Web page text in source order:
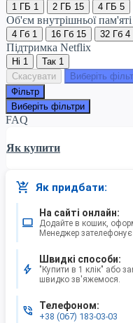
1 ГБ 1 2 ГБ 15 4 ГБ 5
Об'єм внутрішньої пам'яті
4 Гб 1 16 Гб 15 32 Гб 4
Підтримка Netflix
Ні 1 Так 1
Скасувати
Виберіть
Фільтр
Виберіть фільтри
FAQ
Як купити
shopping_cart_checkout Як придбати:
computer
На сайті онлайн:
Додайте в кошик,
Менеджер
bolt
Швидкі способи:
"Купити в 1 клік" або
швидко зв'яжемося.
phone_in_talk Телефоном:
+38 (067) 183-03-03